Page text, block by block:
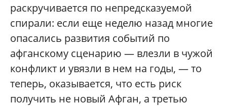
раскручивается по непредсказуемой
спирали: если еще неделю назад многие
опасались развития событий по
афганскому сценарию — влезли в чужой
конфликт и увязли в нем на годы, — то
теперь, оказывается, что есть риск
получить не новый Афган, а третью